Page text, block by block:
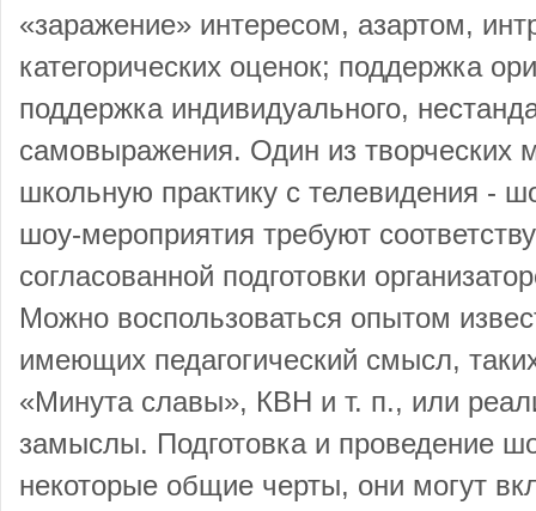
«заражение» интересом, азартом,
категорических оценок; поддержка
поддержка индивидуального,
самовыражения. Один из творческих
школьную практику с телевидения -
шоу-мероприятия требуют
согласованной подготовки
Можно воспользоваться опытом
имеющих педагогический смысл,
«Минута славы», КВН и т. п., или
замыслы. Подготовка и проведение
некоторые общие черты, они могут